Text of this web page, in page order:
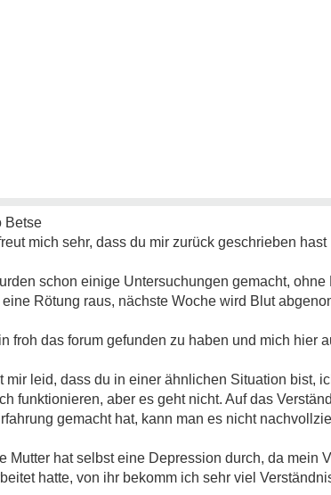
Betse
mich sehr, dass du mir zurück geschrieben hast
schon einige Untersuchungen gemacht,
Rötung raus, nächste Woche wird Blut
froh das forum gefunden zu haben und mich hier
mir leid, dass du in einer ähnlichen Situation bist,
funktionieren, aber es geht nicht. Auf das
gemacht hat, kann man es nicht
Mutter hat selbst eine Depression durch, da mein
hatte, von ihr bekomm ich sehr viel